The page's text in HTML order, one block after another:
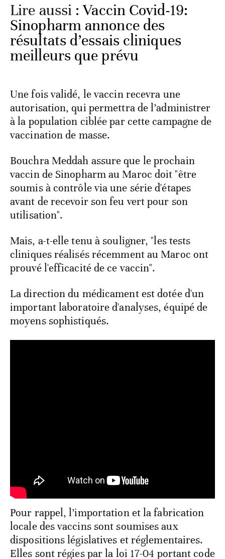
Lire aussi :Vaccin Covid-19:
Sinopharm annonce des
résultats d’essais cliniques
meilleurs que prévu
Une fois validé, le vaccin recevra une
autorisation, qui permettra de l’administrer
à la population ciblée par cette campagne de
vaccination de masse.
Bouchra Meddah assure que le prochain
vaccin de Sinopharm au Maroc doit "être
soumis à contrôle via une série d'étapes
avant de recevoir son feu vert pour son
utilisation".
Mais, a-t-elle tenu à souligner, "les tests
cliniques réalisés récemment au Maroc ont
prouvé l'efficacité de ce vaccin".
La direction du médicament est dotée d'un
important laboratoire d'analyses, équipé de
moyens sophistiqués.
Pour rappel, l’importation et la fabrication
locale des vaccins sont soumises aux
dispositions législatives et réglementaires.
Elles sont régies par la loi 17-04 portant code